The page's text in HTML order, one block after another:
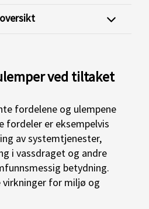
ved tiltaket
fordelene og ulempene
fordeler er eksempelvis
av systemtjenester,
i vassdraget og andre
betydning.
virkninger for miljø og